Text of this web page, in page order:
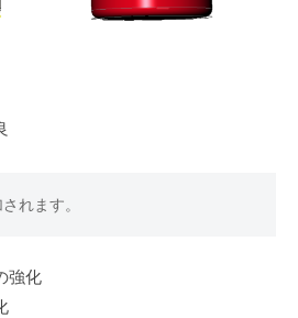
ます。
強化